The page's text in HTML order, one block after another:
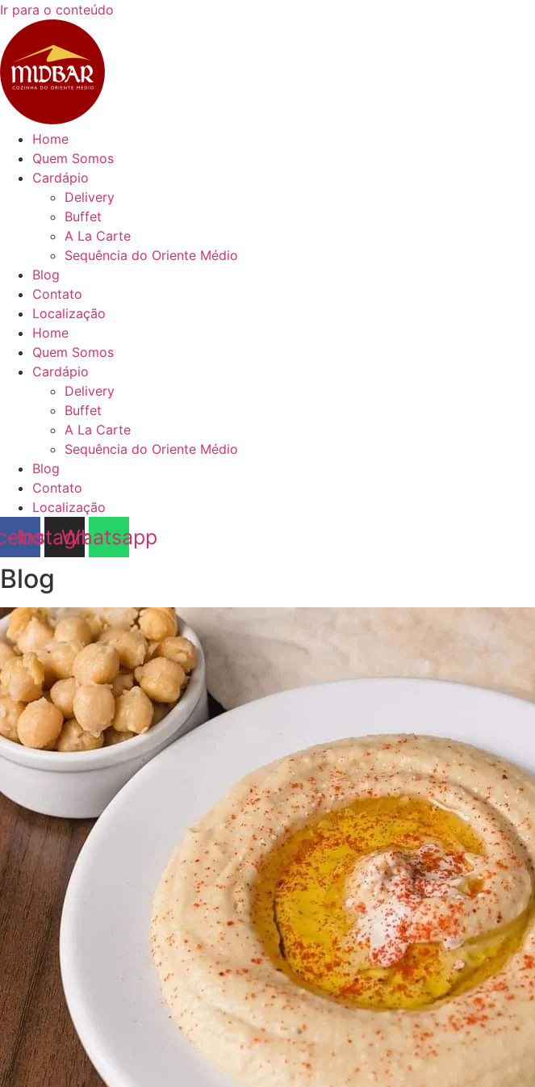
Ir para o conteúdo
Home
Quem Somos
Cardápio
Delivery
Buffet
A La Carte
Sequência do Oriente Médio
Blog
Contato
Localização
Home
Quem Somos
Cardápio
Delivery
Buffet
A La Carte
Sequência do Oriente Médio
Blog
Contato
Localização
Instagram
Whatsapp
Blog